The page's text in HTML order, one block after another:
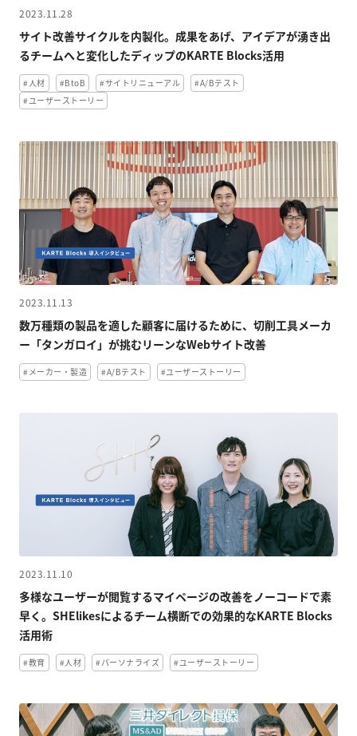
2023.11.28
サイト改善サイクルを内製化。成果をあげ、アイデアが湧き出
るチームへと変化したディップのKARTE Blocks活用
#人材 #BtoB #サイトリニューアル
#A/Bテスト
#ユーザーストーリー
2023.11.13
数万種類の製品を適した顧客に届けるために、切削工具メーカ
ー「タンガロイ」が挑むリーンなWebサイト改善
#メーカー・製造 #A/Bテスト #ユーザーストーリー
2023.11.10
多様なユーザーが閲覧するマイページの改善をノーコードで素
早く。SHElikesによるチーム横断での効果的なKARTE Blocks
活用術
#教育 #人材 #パーソナライズ #ユーザーストーリー